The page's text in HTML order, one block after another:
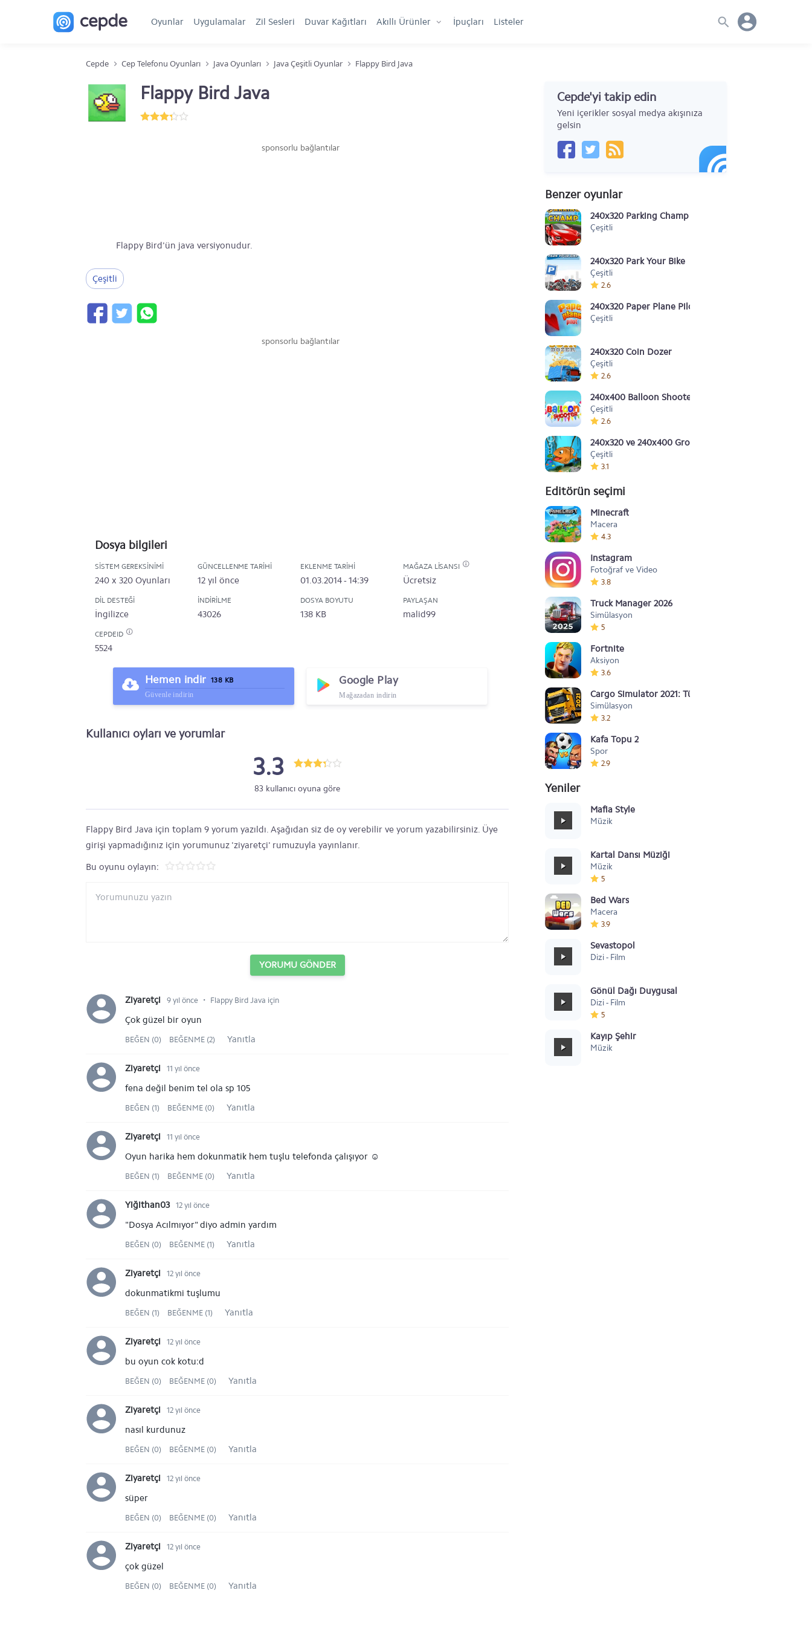
Oyunlar Uygulamalar Zil Sesleri Duvar Kağıtları Akıllı Ürünler İpuçları Listeler
Cepde Cep Telefonu Oyunları Java Oyunları Java Çeşitli Oyunlar Flappy Bird Java
Flappy Bird Java
sponsorlu bağlantılar
Flappy Bird'ün java versiyonudur.
Çeşitli
sponsorlu bağlantılar
Dosya bilgileri
SISTEM GEREKSINIMI
240 x 320 Oyunları
GÜNCELLENME TARIHI
12 yıl önce
EKLENME TARIHI
01.03.2014 - 14:39
MAĞAZA LISANSI
Ücretsiz
DIL DESTEĞI
İngilizce
İNDIRILME
43026
DOSYA BOYUTU
138 KB
PAYLAŞAN
malid99
CEPDEID
5524
Hemen indir 138 KB
Güvenle indirin
Google Play
Mağazadan indirin
Cepde'yi takip edin
Yeni içerikler sosyal medya akışınıza
gelsin
Benzer oyunlar
240x320 Parking Champ
Çeşitli
240x320 Park Your Bike
Çeşitli
2.6
240x320 Paper Plane Pilot
Çeşitli
240x320 Coin Dozer
Çeşitli
2.6
240x400 Balloon Shooter
Çeşitli
2.6
240x320 ve 240x400 Grow Fish
Çeşitli
3.1
Editörün seçimi
Minecraft
Macera
4.3
Instagram
Fotoğraf ve Video
3.8
Truck Manager 2026
Simülasyon
5
Fortnite
Aksiyon
3.6
Cargo Simulator 2021: Türkiye
Simülasyon
3.2
Kafa Topu 2
Spor
2.9
Yeniler
Mafia Style
Müzik
Kartal Dansı Müziği
Müzik
5
Bed Wars
Macera
3.9
Sevastopol
Dizi - Film
Gönül Dağı Duygusal
Dizi - Film
5
Kayıp Şehir
Müzik
Kullanıcı oyları ve yorumlar
3.3
83 kullanıcı oyuna göre
Flappy Bird Java için toplam 9 yorum yazıldı. Aşağıdan siz de oy verebilir ve yorum yazabilirsiniz. Üye
girişi yapmadığınız için yorumunuz 'ziyaretçi' rumuzuyla yayınlanır.
Bu oyunu oylayın:
YORUMU GÖNDER
Ziyaretçi 9 yıl önce ⋅ Flappy Bird Java için
Çok güzel bir oyun
BEĞEN (0) BEĞENME (2) Yanıtla
Ziyaretçi 11 yıl önce
fena değil benim tel ola sp 105
BEĞEN (1) BEĞENME (0) Yanıtla
Ziyaretçi 11 yıl önce
Oyun harika hem dokunmatik hem tuşlu telefonda çalışıyor ☺
BEĞEN (1) BEĞENME (0) Yanıtla
Yiğithan03 12 yıl önce
"Dosya Acılmıyor" diyo admin yardım
BEĞEN (0) BEĞENME (1) Yanıtla
Ziyaretçi 12 yıl önce
dokunmatikmi tuşlumu
BEĞEN (1) BEĞENME (1) Yanıtla
Ziyaretçi 12 yıl önce
bu oyun cok kotu:d
BEĞEN (0) BEĞENME (0) Yanıtla
Ziyaretçi 12 yıl önce
nasıl kurdunuz
BEĞEN (0) BEĞENME (0) Yanıtla
Ziyaretçi 12 yıl önce
süper
BEĞEN (0) BEĞENME (0) Yanıtla
Ziyaretçi 12 yıl önce
çok güzel
BEĞEN (0) BEĞENME (0) Yanıtla